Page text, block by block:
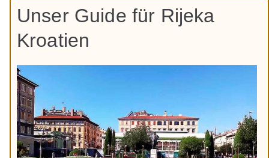
Unser Guide für Rijeka
Kroatien